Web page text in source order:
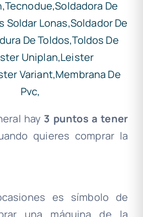
hay 3 puntos a tener
quieres comprar la
es símbolo de
una máquina de la